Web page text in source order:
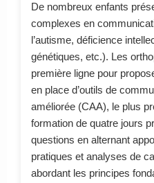
De nombreux enfants
complexes en
l’autisme, déficience
génétiques, etc.). Les
première ligne pour
en place d’outils de
améliorée (CAA), le plus
formation de quatre jours
questions en alternant
pratiques et analyses de
abordant les principes